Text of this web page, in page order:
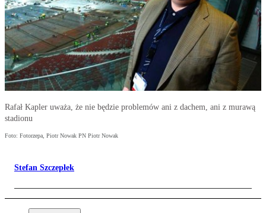
Rafał Kapler uważa, że nie będzie problemów ani z dachem, ani z murawą
stadionu
Foto: Fotorzepa, Piotr Nowak PN Piotr Nowak
Stefan Szczepłek